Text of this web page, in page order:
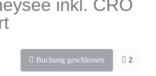
inkl. CRO
Buchung geschlossen 2